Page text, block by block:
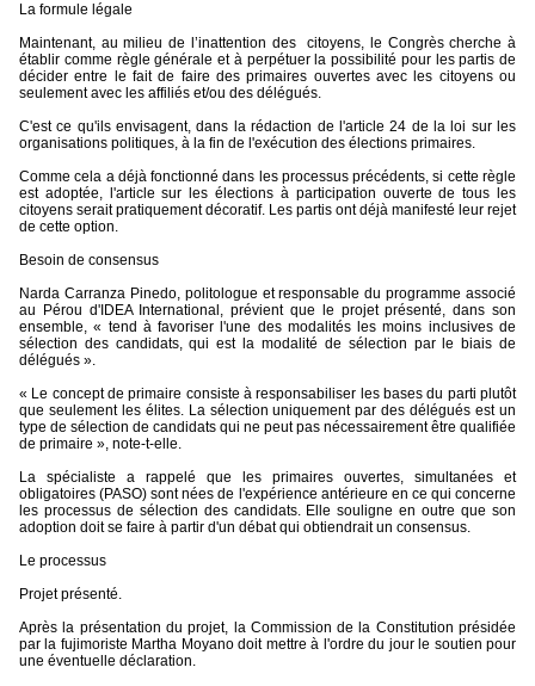
La formule légale
Maintenant, au milieu de l’inattention des
citoyens, le Congrès cherche à
établir comme règle générale et à perpétuer la possibilité pour les partis de
décider entre le fait de faire des primaires ouvertes avec les citoyens ou
seulement avec les affiliés et/ou des délégués.
C'est ce qu'ils envisagent, dans la rédaction de l'article 24 de la loi sur les
organisations politiques, à la fin de l'exécution des élections primaires.
Comme cela a déjà fonctionné dans les processus précédents, si cette règle
est adoptée, l'article sur les élections à participation ouverte de tous les
citoyens serait pratiquement décoratif. Les partis ont déjà manifesté leur rejet
de cette option.
Besoin de consensus
Narda Carranza Pinedo, politologue et responsable du programme associé
au Pérou d'IDEA International, prévient que le projet présenté, dans son
ensemble, « tend à favoriser l'une des modalités les moins inclusives de
sélection des candidats, qui est la modalité de sélection par le biais de
délégués ».
« Le concept de primaire consiste à responsabiliser les bases du parti plutôt
que seulement les élites. La sélection uniquement par des délégués est un
type de sélection de candidats qui ne peut pas nécessairement être qualifiée
de primaire », note-t-elle.
La spécialiste a rappelé que les primaires ouvertes, simultanées et
obligatoires (PASO) sont nées de l'expérience antérieure en ce qui concerne
les processus de sélection des candidats. Elle souligne en outre que son
adoption doit se faire à partir d'un débat qui obtiendrait un consensus.
Le processus
Projet présenté.
Après la présentation du projet, la Commission de la Constitution présidée
par la fujimoriste Martha Moyano doit mettre à l'ordre du jour le soutien pour
une éventuelle déclaration.